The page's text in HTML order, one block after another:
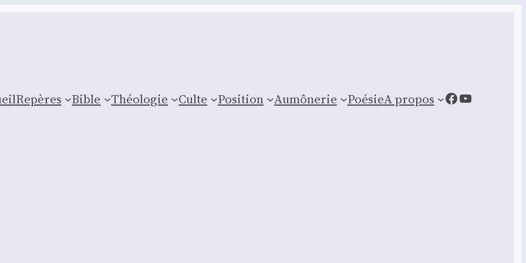
Repères Bible Théologie Culte Posi­tion Aumônerie PoésieA propos Facebook
YouTube